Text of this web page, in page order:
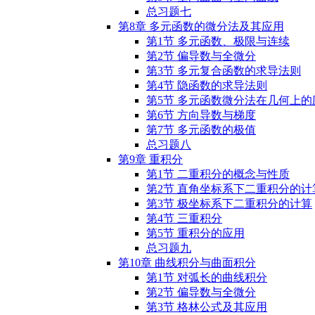
总习题七
第8章 多元函数的微分法及其应用
第1节 多元函数、极限与连续
第2节 偏导数与全微分
第3节 多元复合函数的求导法则
第4节 隐函数的求导法则
第5节 多元函数微分法在几何上的
第6节 方向导数与梯度
第7节 多元函数的极值
总习题八
第9章 重积分
第1节 ⼆重积分的概念与性质
第2节 直⾓坐标系下⼆重积分的计
第3节 极坐标系下⼆重积分的计算
第4节 三重积分
第5节 重积分的应用
总习题九
第10章 曲线积分与曲面积分
第1节 对弧长的曲线积分
第2节 偏导数与全微分
第3节 格林公式及其应⽤